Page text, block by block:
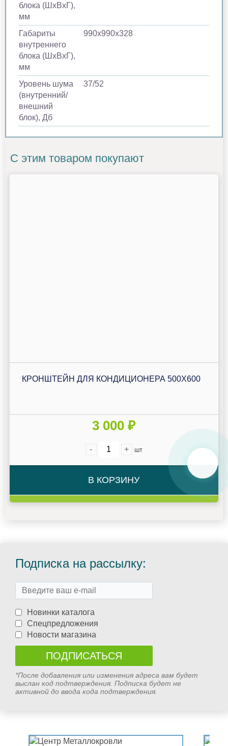
блока (ШхВхГ),
мм
Габариты
внутреннего
блока (ШхВхГ),
мм
990х990х328
Уровень шума
(внутренний/
внешний
блок), Дб
37/52
С этим товаром покупают
КРОНШТЕЙН ДЛЯ КОНДИЦИОНЕРА 500Х600
3 000 ₽
- + шт
В КОРЗИНУ
Подписка на рассылку:
Новинки каталога
Спецпредложения
Новости магазина
*После добавления или изменения адреса вам будет
выслан код подтверждения. Подписка будет не
активной до ввода кода подтверждения.